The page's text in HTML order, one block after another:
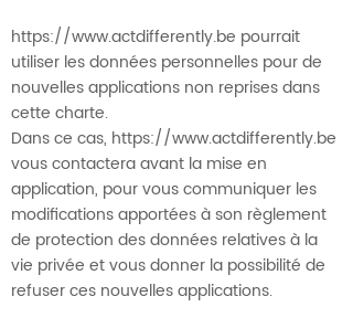
https://www.actdifferently.be pourrait
utiliser les données personnelles pour de
nouvelles applications non reprises dans
cette charte.
Dans ce cas, https://www.actdifferently.be
vous contactera avant la mise en
application, pour vous communiquer les
modifications apportées à son règlement
de protection des données relatives à la
vie privée et vous donner la possibilité de
refuser ces nouvelles applications.